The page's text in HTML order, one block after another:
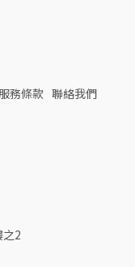
服務條款 聯絡我們
2